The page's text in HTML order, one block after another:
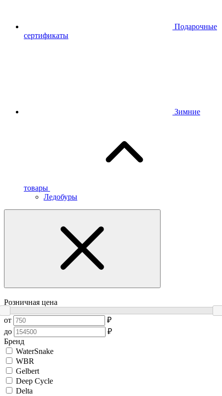
Подарочные
сертификаты
Зимние
товары
Ледобуры
Розничная цена
от
₽
до
₽
Бренд
WaterSnake
WBR
Gelbert
Deep Cycle
Delta